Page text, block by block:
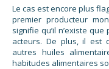
Le cas est encore plus
premier producteur
signifie qu’il n’existe
acteurs. De plus, il est
autres huiles
habitudes alimentaires